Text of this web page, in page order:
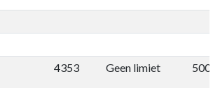
4353 Geen limiet 500